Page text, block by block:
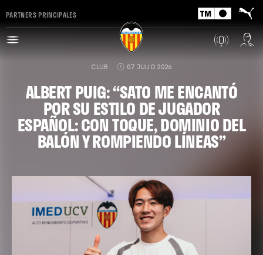
PARTNERS PRINCIPALES
CLUB 07 JULIO 2026
ALBERT PUIG: “SATO ME ENCANTÓ
POR SU ESTILO DE JUGADOR
ESPAÑOL: CON TOQUE, DOMINIO DEL
BALÓN Y ROMPIENDO LÍNEAS”